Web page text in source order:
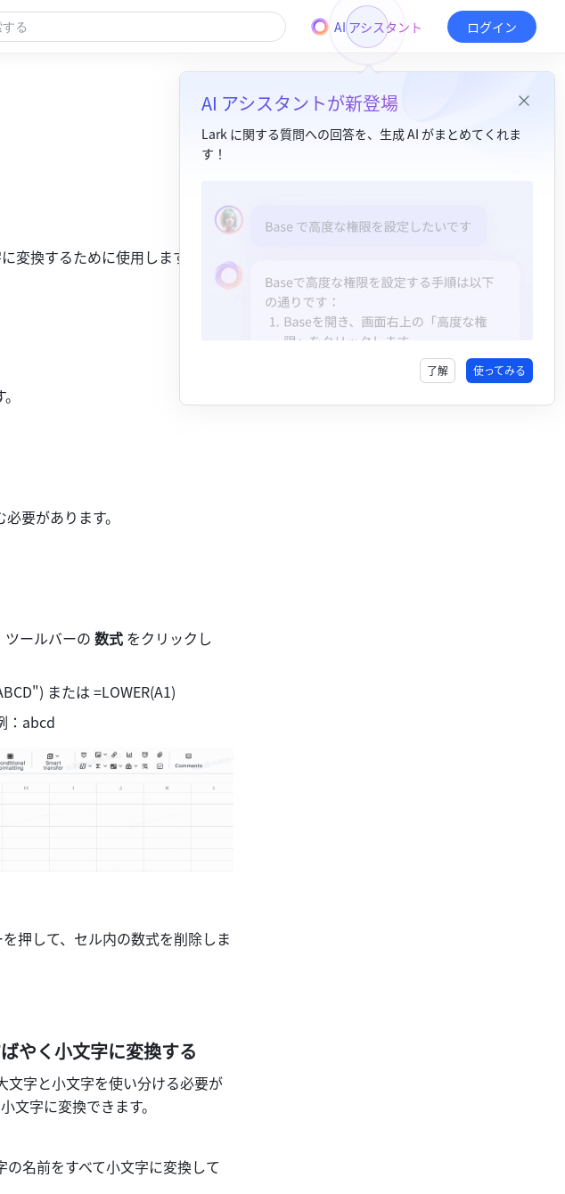
AI アシスタント
AI アシスタントが新登場
Lark に関する質問への回答を、生成 AI がまとめてくれま
す！
了解 使ってみる
ログイン
変換するために使用します。
要があります。
ツールバーの 数式 をクリックし
または =LOWER(A1)
：abcd
押して、セル内の数式を削除しま
やく小文字に変換する
文字と小文字を使い分ける必要が
文字に変換できます。
名前をすべて小文字に変換して
1. 関数の説明​
3. 操作方法​
4. 適用シナリオ​